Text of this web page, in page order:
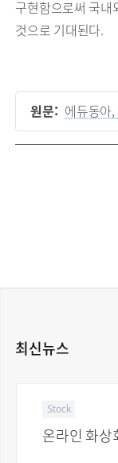
구현함으로써 국내
것으로 기대된다.
원문: 에듀동아
최신뉴스
Stock
온라인 화상